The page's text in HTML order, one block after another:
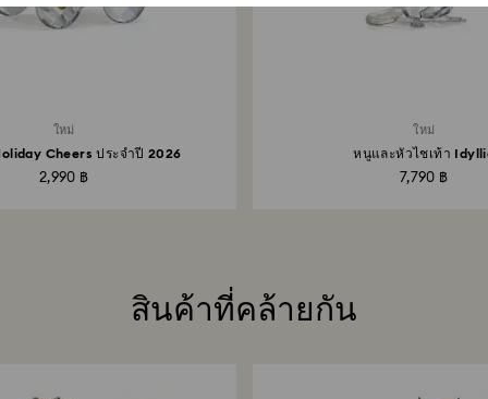
ใหม่
Cheers ประจำปี 2026
2,990 ฿
ใหม่
หนูและหัวไชเท้า
7,790 ฿
สินค้าที่คล้ายกัน